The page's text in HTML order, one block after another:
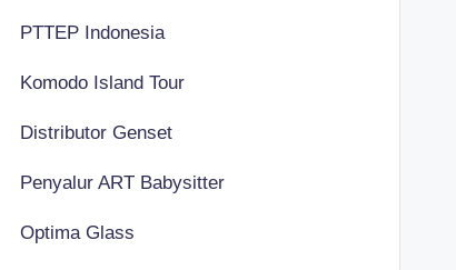
PTTEP Indonesia
Komodo Island Tour
Distributor Genset
Penyalur ART Babysitter
Optima Glass